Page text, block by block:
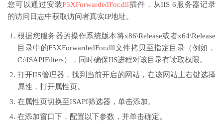
您可以通过安装F5XForwardedFor.dll插件，从IIS 6服务器记录
的访问日志中获取访问者真实IP地址。
根据您服务器的操作系统版本将x86\Release或者x64\Release
目录中的F5XForwardedFor.dll文件拷贝至指定目录（例如，
C:\ISAPIFilters），同时确保IIS进程对该目录有读取权限。
打开IIS管理器，找到当前开启的网站，在该网站上右键选择
属性 ，打开属性页。
在属性页切换至ISAPI筛选器 ，单击添加。
在添加窗口下，配置以下参数，并单击确定。